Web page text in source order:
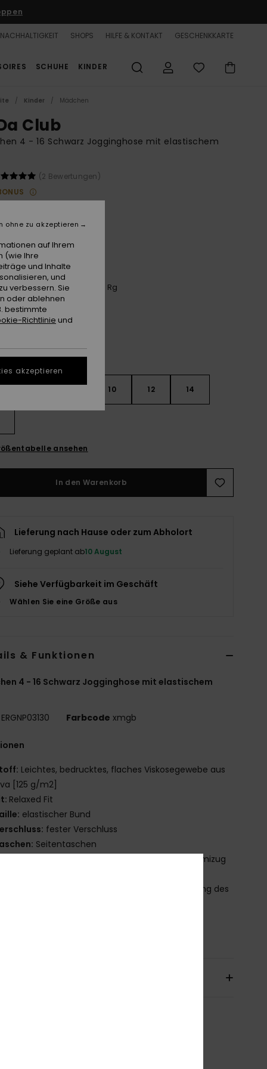
NACHHALTIGKEIT SHOPS HILFE & KONTAKT GESCHENKKARTE
SCHUHE KINDER
Kinder Mädchen
Club
4 - 16 Schwarz Jogginghose mit elastischem
(2 Bewertungen)
€
RABATT 25% EXTRA
Anthracite Aquarella Active Rg
10 12 14
ansehen
In den Warenkorb
Lieferung nach Hause oder zum Abholort
Lieferung geplant ab10 August
Siehe Verfügbarkeit im Geschäft
Wählen Sie eine Größe aus
& Funktionen
4 - 16 Schwarz Jogginghose mit elastischem
ERGNP03130 Farbcode xmgb
Leichtes, bedrucktes, flaches Viskosegewebe aus
[125 g/m2]
Relaxed Fit
elastischer Bund
fester Verschluss
Seitentaschen
Gerade Hosenbeine mit Gummizug
Das Aussehen des Produkts kann je nach Platzierung des
auf Ihrem
(wie Ihre
und Inhalte
und
verbessern. Sie
oder ablehnen
bestimmte
Richtlinie und
ohne zu akzeptieren
akzeptieren